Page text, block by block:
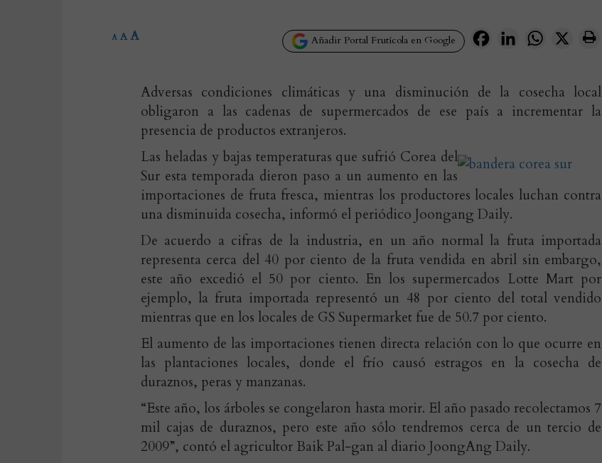
Añadir Portal Frutícola en Google FacebookLinkedInWhatsApp
X
A A A
Adversas condiciones climáticas y una disminución de la cosecha local
obligaron a las cadenas de supermercados de ese país a incrementar la
presencia de productos extranjeros.
Las heladas y bajas temperaturas que sufrió Corea del
Sur esta temporada dieron paso a un aumento en las
importaciones de fruta fresca, mientras los productores locales luchan contra
una disminuida cosecha, informó el periódico Joongang Daily.
De acuerdo a cifras de la industria, en un año normal la fruta importada
representa cerca del 40 por ciento de la fruta vendida en abril sin embargo,
este año excedió el 50 por ciento. En los supermercados Lotte Mart por
ejemplo, la fruta importada representó un 48 por ciento del total vendido
mientras que en los locales de GS Supermarket fue de 50.7 por ciento.
El aumento de las importaciones tienen directa relación con lo que ocurre en
las plantaciones locales, donde el frío causó estragos en la cosecha de
duraznos, peras y manzanas.
“Este año, los árboles se congelaron hasta morir. El año pasado recolectamos 7
mil cajas de duraznos, pero este año sólo tendremos cerca de un tercio de
2009”, contó el agricultor Baik Pal-gan al diario JoongAng Daily.